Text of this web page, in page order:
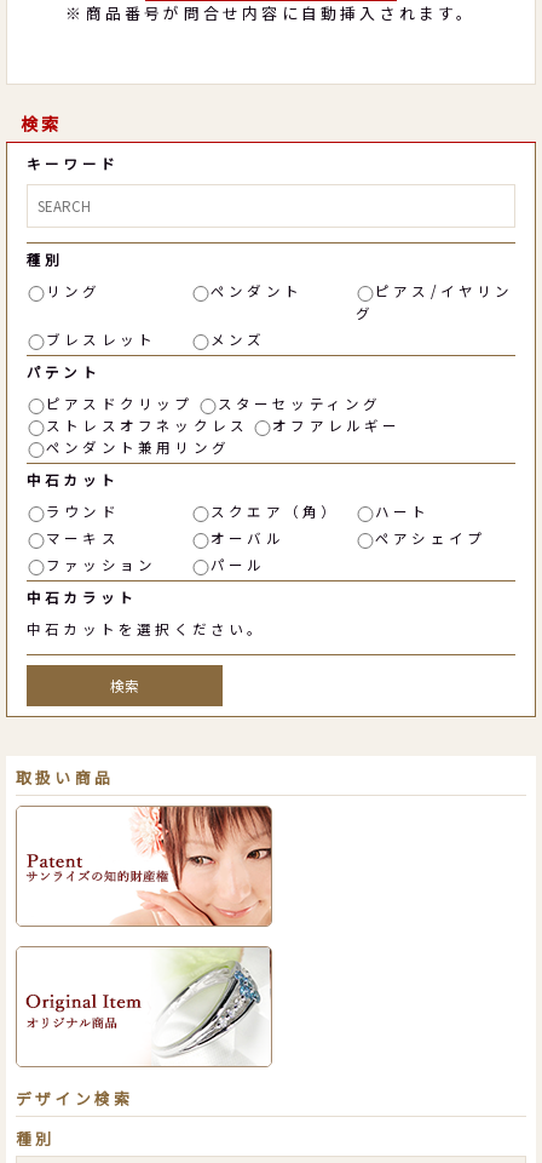
※商品番号が問合せ内容に自動挿入されます。
検索
キーワード
種別
リング
ペンダント
ピアス/イヤリン
グ
ブレスレット
メンズ
パテント
ピアスドクリップ
スターセッティング
ストレスオフネックレス
オフアレルギー
ペンダント兼用リング
中石カット
ラウンド
スクエア（角）
ハート
マーキス
オーバル
ペアシェイプ
ファッション
パール
中石カラット
中石カットを選択ください。
検索
取扱い商品
デザイン検索
種別